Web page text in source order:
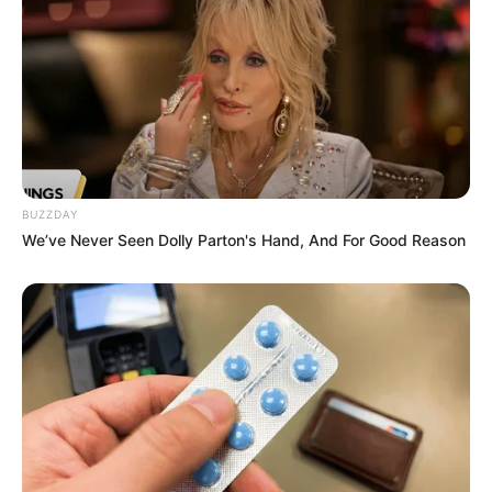
bemehlten Arbeitsfläche kurz
durchkneten.
Portionen abstechen (ca. 100–120 g pro
Langosch).
Jede Portion zu einem runden Fladen von
damit er beim Frittieren gleichmäßig
aufgeht.
Tipp:
Für authentischen Geschmack die Fladen
nicht zu dünn ausrollen – außen knusprig, innen
fluffig!
BUZZDAY
We’ve Never Seen Dolly Parton's Hand, And For Good Reason